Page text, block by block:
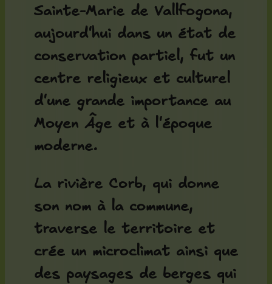
Sainte-Marie de Vallfogona,
aujourd'hui dans un état de
conservation partiel, fut un
centre religieux et culturel
d'une grande importance au
Moyen Âge et à l'époque
moderne.
La rivière Corb, qui donne
son nom à la commune,
traverse le territoire et
crée un microclimat ainsi que
des paysages de berges qui